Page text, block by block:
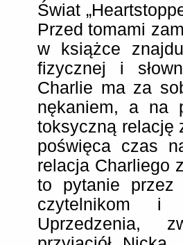
Świat
Przed tomami
w książce
fizycznej i
Charlie ma za
nękaniem, a na
toksyczną relację
poświęca czas
relacja Charliego
to pytanie przez
czytelnikom i
Uprzedzenia,